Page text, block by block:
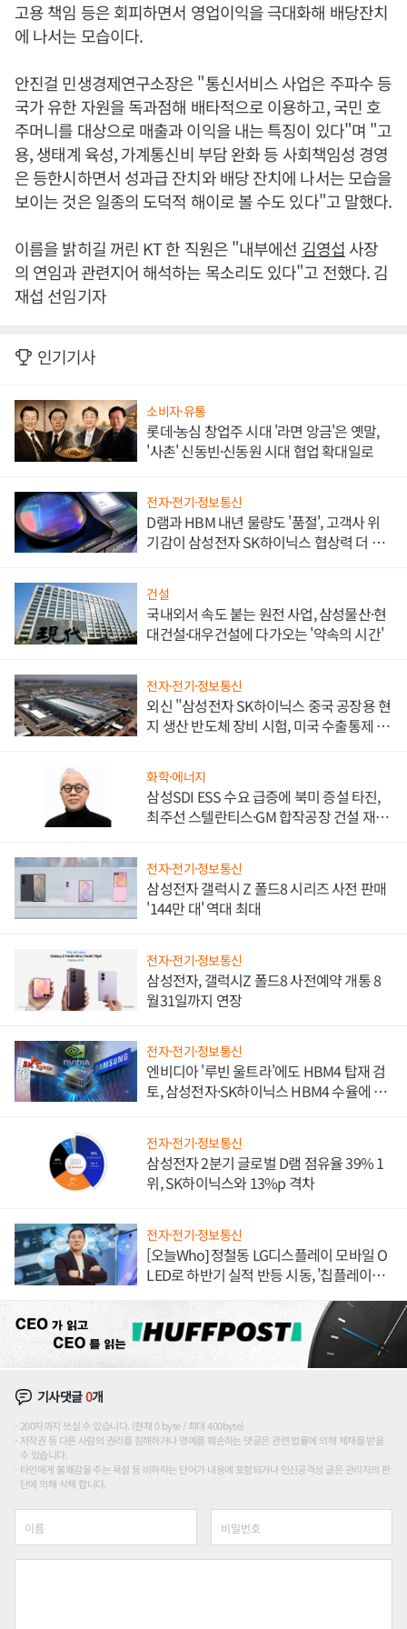
고용 책임 등은 회피하면서 영업이익을 극대화해 배당잔치
에 나서는 모습이다.
안진걸 민생경제연구소장은 "통신서비스 사업은 주파수 등
국가 유한 자원을 독과점해 배타적으로 이용하고, 국민 호
주머니를 대상으로 매출과 이익을 내는 특징이 있다"며 "고
용, 생태계 육성, 가계통신비 부담 완화 등 사회책임성 경영
은 등한시하면서 성과급 잔치와 배당 잔치에 나서는 모습을
보이는 것은 일종의 도덕적 해이로 볼 수도 있다"고 말했다.
이름을 밝히길 꺼린 KT 한 직원은 "내부에선 김영섭 사장
의 연임과 관련지어 해석하는 목소리도 있다"고 전했다. 김
재섭 선임기자
인기기사
소비자·유통
롯데·농심 창업주 시대 '라면 앙금'은 옛말,
'사촌' 신동빈·신동원 시대 협업 확대일로
전자·전기·정보통신
D램과 HBM 내년 물량도 '품절', 고객사 위
기감이 삼성전자 SK하이닉스 협상력 더 키
건설
국내외서 속도 붙는 원전 사업, 삼성물산·현
대건설·대우건설에 다가오는 '약속의 시간'
전자·전기·정보통신
외신 "삼성전자 SK하이닉스 중국 공장용 현
지 생산 반도체 장비 시험, 미국 수출통제 대
화학·에너지
삼성SDI ESS 수요 급증에 북미 증설 타진,
최주선 스텔란티스·GM 합작공장 건설 재추
전자·전기·정보통신
삼성전자 갤럭시 Z 폴드8 시리즈 사전 판매
'144만 대' 역대 최대
전자·전기·정보통신
삼성전자, 갤럭시Z 폴드8 사전예약 개통 8
월31일까지 연장
전자·전기·정보통신
엔비디아 '루빈 울트라'에도 HBM4 탑재 검
토, 삼성전자·SK하이닉스 HBM4 수율에 주
전자·전기·정보통신
삼성전자 2분기 글로벌 D램 점유율 39% 1
위, SK하이닉스와 13%p 격차
전자·전기·정보통신
[오늘Who] 정철동 LG디스플레이 모바일 O
LED로 하반기 실적 반등 시동, '칩플레이
기사댓글0개
200자까지 쓰실 수 있습니다. (현재 0 byte / 최대 400byte)
저작권 등 다른 사람의 권리를 침해하거나 명예를 훼손하는 댓글은 관련 법률에 의해 제재를 받을
수 있습니다.
타인에게 불쾌감을 주는 욕설 등 비하하는 단어가 내용에 포함되거나 인신공격성 글은 관리자의 판
단에 의해 삭제 합니다.